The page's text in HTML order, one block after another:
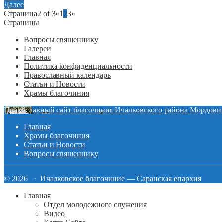
Далее
Страница2 of 3«1 23»
Страницы
Вопросы священнику
Галереи
Главная
Политика конфиденциальности
Православный календарь
Статьи и Новости
Храмы благочиния
Православный сайт благочиния Ичалковского района
Главная
Храмы благочиния
Статьи и Новости
Вопросы священнику
© 2026 · Ичалковское благочиние — Саранская епархия
Главная
Отдел молодежного служения
Видео